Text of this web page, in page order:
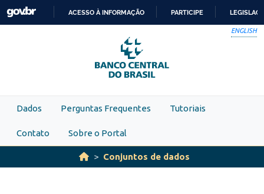
Skip to main content
PARA
O
CONTEÚDO
ACESSO À INFORMAÇÃO PARTICIPE
ENGLISH
Dados Perguntas Frequentes Tutoriais
Contato Sobre o Portal
Conjuntos de dados